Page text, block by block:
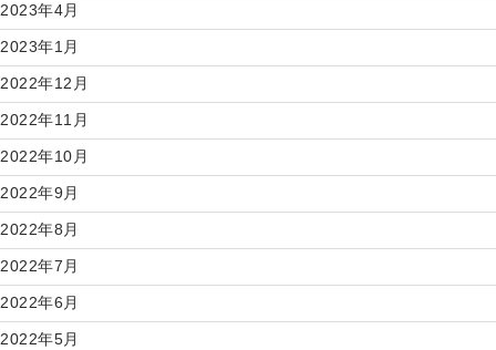
2023年4月
2023年1月
2022年12月
2022年11月
2022年10月
2022年9月
2022年8月
2022年7月
2022年6月
2022年5月